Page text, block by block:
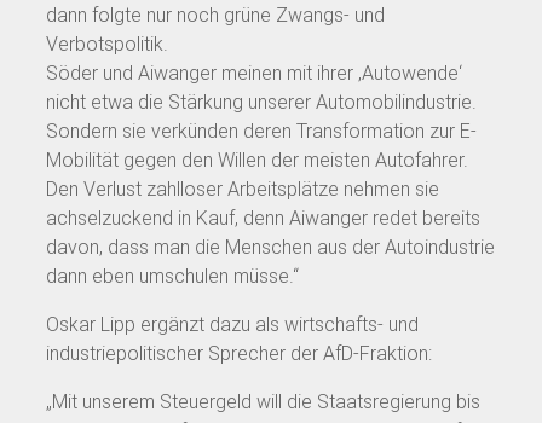
dann folgte nur noch grüne Zwangs- und
Verbotspolitik.
Söder und Aiwanger meinen mit ihrer ‚Autowende‘
nicht etwa die Stärkung unserer Automobilindustrie.
Sondern sie verkünden deren Transformation zur E-
Mobilität gegen den Willen der meisten Autofahrer.
Den Verlust zahlloser Arbeitsplätze nehmen sie
achselzuckend in Kauf, denn Aiwanger redet bereits
davon, dass man die Menschen aus der Autoindustrie
dann eben umschulen müsse.“
Oskar Lipp ergänzt dazu als wirtschafts- und
industriepolitischer Sprecher der AfD-Fraktion:
„Mit unserem Steuergeld will die Staatsregierung bis